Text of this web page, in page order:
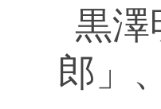
黒澤
郎」